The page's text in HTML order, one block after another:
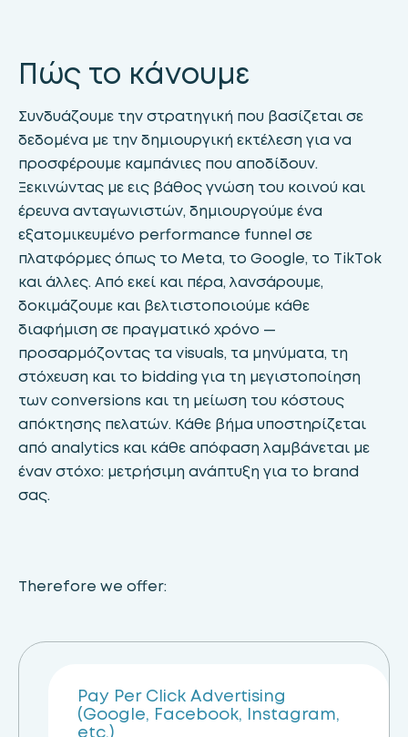
Πώς το κάνουμε
Συνδυάζουμε την στρατηγική που βασίζεται σε
δεδομένα με την δημιουργική εκτέλεση για να
προσφέρουμε καμπάνιες που αποδίδουν.
Ξεκινώντας με εις βάθος γνώση του κοινού και
έρευνα ανταγωνιστών, δημιουργούμε ένα
εξατομικευμένο performance funnel σε
πλατφόρμες όπως το Meta, το Google, το TikTok
και άλλες. Από εκεί και πέρα, λανσάρουμε,
δοκιμάζουμε και βελτιστοποιούμε κάθε
διαφήμιση σε πραγματικό χρόνο —
προσαρμόζοντας τα visuals, τα μηνύματα, τη
στόχευση και το bidding για τη μεγιστοποίηση
των conversions και τη μείωση του κόστους
απόκτησης πελατών. Κάθε βήμα υποστηρίζεται
από analytics και κάθε απόφαση λαμβάνεται με
έναν στόχο: μετρήσιμη ανάπτυξη για το brand
σας.
Therefore we offer:
Pay Per Click Advertising
(Google, Facebook, Instagram,
etc.)